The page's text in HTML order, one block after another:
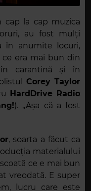
cap la cap muzica
au fost mulți
în anumite locuri,
ce era mai bun din
carantină și în
Corey Taylor
HardDrive Radio
). „Așa că a fost
, soarta a făcut ca
materialului
ce e mai bun
vreodată. E super
lucru care este